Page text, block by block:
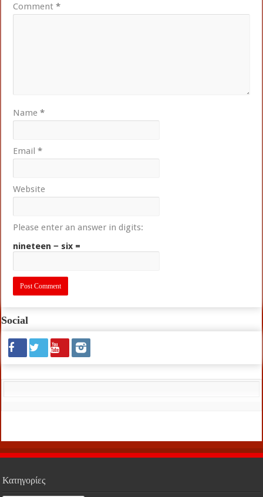
Comment*
Name*
Email*
Website
Please enter an answer in digits:
nineteen − six =
Social
Κατηγορίες